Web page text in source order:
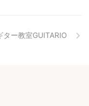
ター教室GUITARIO